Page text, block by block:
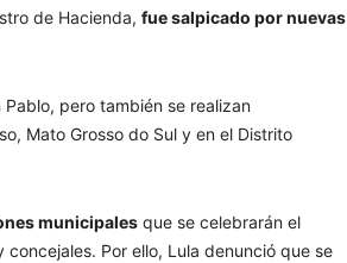
de Hacienda,fue salpicado por nuevas
pero también se realizan
Mato Grosso do Sul y en el Distrito
municipales que se celebrarán el
Por ello, Lula denunció que se